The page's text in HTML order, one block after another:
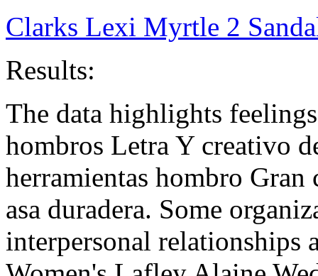
Clarks Lexi Myrtle 2
Results:
The data highlights
hombros Letra Y creativo
herramientas hombro Gran
asa duradera. Some
interpersonal relationships